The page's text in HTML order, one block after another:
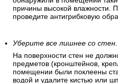
причины высокой влажности.
проведите антигрибковую
Уберите все лишнее со стен.
На поверхности стен не
предметов (кронштейнов,
помещении были поклеены
водой и удалите кистью или